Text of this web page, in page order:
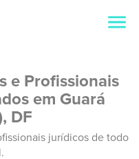
e Profissionais
em Guará
DF
jurídicos de todo